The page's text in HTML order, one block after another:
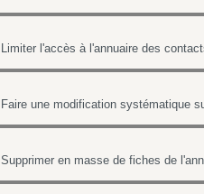
Supprimer en masse de fiches de